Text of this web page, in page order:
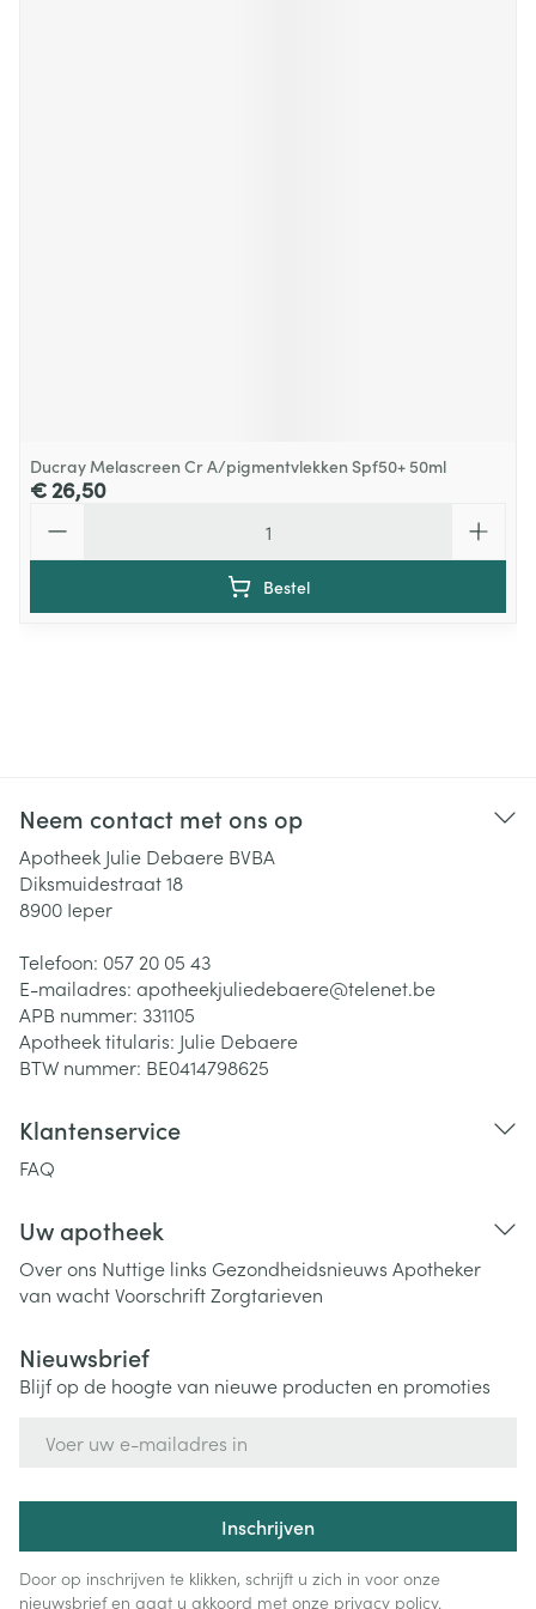
Ducray Melascreen Cr A/pigmentvlekken Spf50+ 50ml
€ 26,50
Bestel
Neem contact met ons op
Apotheek Julie Debaere BVBA
Diksmuidestraat 18
8900 Ieper
Telefoon: 057 20 05 43
E-mailadres: apotheekjuliedebaere@telenet.be
APB nummer: 331105
Apotheek titularis: Julie Debaere
BTW nummer: BE0414798625
Klantenservice
FAQ
Uw apotheek
Over ons Nuttige links Gezondheidsnieuws Apotheker
van wachtVoorschriftZorgtarieven
Nieuwsbrief
Blijf op de hoogte van nieuwe producten en promoties
Inschrijven
Door op inschrijven te klikken, schrijft u zich in voor onze
nieuwsbrief en gaat u akkoord met onze privacy policy.